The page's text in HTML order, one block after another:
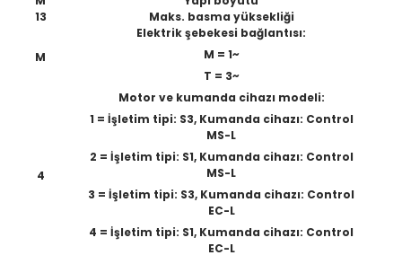
13
Maks. basma yüksekliği
M
Elektrik şebekesi bağlantısı:
M = 1~
T = 3~
4
Motor ve kumanda cihazı modeli:
1 = İşletim tipi: S3, Kumanda cihazı: Control
MS-L
2 = İşletim tipi: S1, Kumanda cihazı: Control
MS-L
3 = İşletim tipi: S3, Kumanda cihazı: Control
EC-L
4 = İşletim tipi: S1, Kumanda cihazı: Control
EC-L